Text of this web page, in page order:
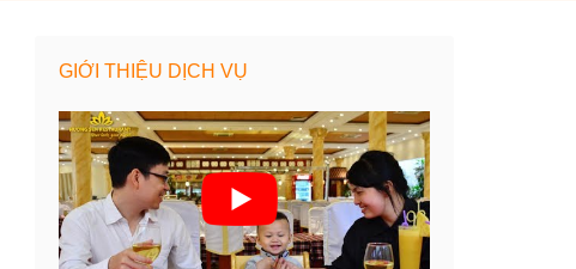
GIỚI THIỆU DỊCH VỤ